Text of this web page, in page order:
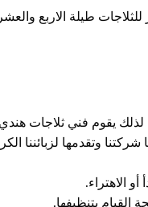
طيلة الاربع
يقوم فني ثلاجات
وتقدمها لزبائننا
الاهتراء.
القيام بتنظيفها.